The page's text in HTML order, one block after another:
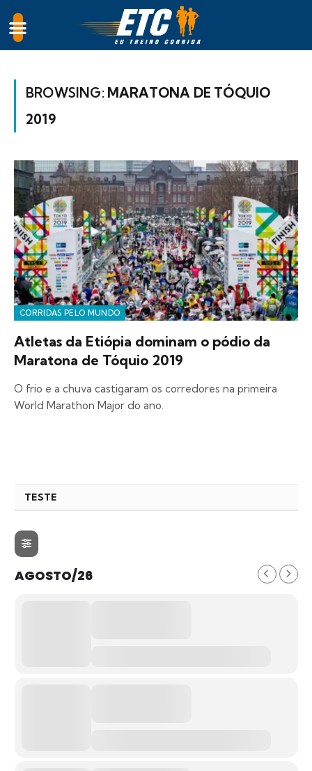
BROWSING: MARATONA DE TÓQUIO
2019
CORRIDAS PELO MUNDO
Atletas da Etiópia dominam o pódio da
Maratona de Tóquio 2019
O frio e a chuva castigaram os corredores na primeira
World Marathon Major do ano.
TESTE
AGOSTO/26